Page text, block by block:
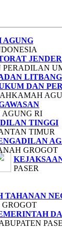
PERADILAN
DAN
RI
TINGGI
TIMUR
GROGOT
PASER
TAHANAN